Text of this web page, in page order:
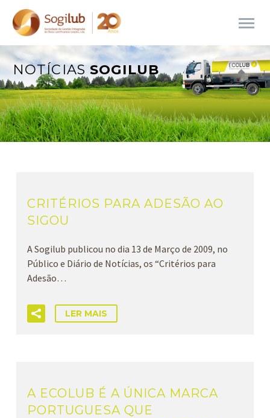
NOTÍCIAS SOGILUB
CRITÉRIOS PARA ADESÃO AO
SIGOU
A Sogilub publicou no dia 13 de Março de 2009, no
Público e Diário de Notícias, os “Critérios para
Adesão…
LER MAIS
A ECOLUB É A ÚNICA MARCA
PORTUGUESA QUE